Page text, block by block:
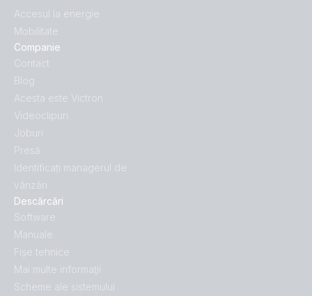
Descărcări
Software
Manuale
Fișe tehnice
Mai multe informaţii
Scheme ale sistemului
Accesul la energie
Mobilitate
Companie
Contact
Blog
Acesta este Victron
Videoclipuri
Joburi
Presă
Identificați managerul de
vânzări